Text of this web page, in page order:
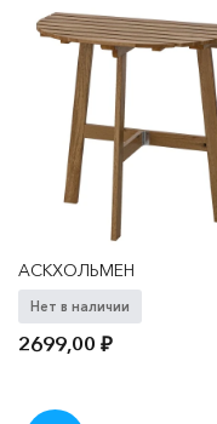
АСКХОЛЬМЕН
Нет в наличии
2699,00₽